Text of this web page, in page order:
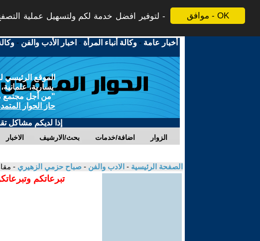
موافق - OK
لتوفير افضل خدمة لكم ولتسهيل عملية
أخبار عامة -وكالة أنباء المرأة - اخبار الأدب والفن -
الموقع الرئيسي
يسارية،
"من أجل مجتمع
حاز الحوار
إذا لديكم مشاكل
الاخبار بحث/الارشيف اضافة/خدمات الزوار
الصفحة الرئيسية - الادب والفن - صباح حزمي الزهيري -
تبرعاتكم